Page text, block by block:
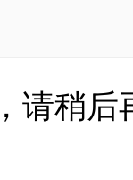
请稍后